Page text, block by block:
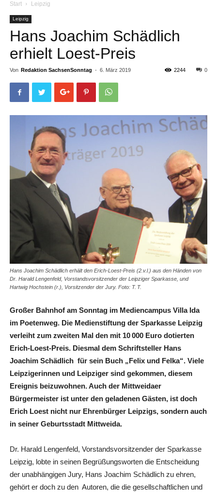
Start Leipzig
Leipzig
Hans Joachim Schädlich
erhielt Loest-Preis
Von Redaktion SachsenSonntag - 6. März 2019 0
2244
Hans Joachim Schädlich erhält den Erich-Loest-Preis (2.v.l.) aus den Händen von
Dr. Harald Lengenfeld, Vorstandsvorsitzender der Leipziger Sparkasse, und
Hartwig Hochstein (r.), Vorsitzender der Jury. Foto: T. T.
Großer Bahnhof am Sonntag im Mediencampus Villa Ida
im Poetenweg. Die Medienstiftung der Sparkasse Leipzig
verleiht zum zweiten Mal den mit 10 000 Euro dotierten
Erich-Loest-Preis. Diesmal dem Schriftsteller Hans
Joachim Schädlich für sein Buch „Felix und Felka“. Viele
Leipzigerinnen und Leipziger sind gekommen, diesem
Ereignis beizuwohnen. Auch der Mittweidaer
Bürgermeister ist unter den geladenen Gästen, ist doch
Erich Loest nicht nur Ehrenbürger Leipzigs, sondern auch
in seiner Geburtsstadt Mittweida.
Dr. Harald Lengenfeld, Vorstandsvorsitzender der Sparkasse
Leipzig, lobte in seinen Begrüßungsworten die Entscheidung
der unabhängigen Jury, Hans Joachim Schädlich zu ehren,
gehört er doch zu den Autoren, die die gesellschaftlichen und